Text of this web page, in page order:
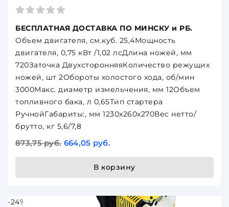
5,6 кг
БЕСПЛАТНАЯ ДОСТАВКА ПО МИНСКУ и РБ.
Объем двигателя, см.куб. 25,4Мощность
двигателя, 0,75 кВт /1,02 лсДлина ножей, мм
720Заточка ДвухсторонняяКоличество режущих
ножей, шт 2Обороты холостого хода, об/мин
3000Макс. диаметр измельчения, мм 12Объем
топливного бака, л 0,65Тип стартера
РучнойГабариты:, мм 1230х260х270Вес нетто/
брутто, кг 5,6/7,8
873,75 руб. 664,05 руб.
В корзину
-24%